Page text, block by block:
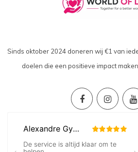
Sinds oktober 2024 doneren wij €1 van
doelen die een positieve impact maken.